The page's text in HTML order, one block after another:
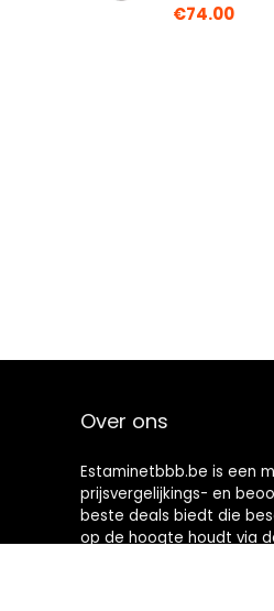
€74.00
Over ons
Estaminetbbb.be is een
prijsvergelijkings- en
beste deals biedt die
op de hoogte houdt via